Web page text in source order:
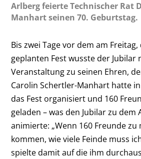
Arlberg feierte Technischer Rat
Manhart seinen 70. Geburtstag.
Bis zwei Tage vor dem am
geplanten Fest wusste der Jubilar
Veranstaltung zu seinen Ehren,
Carolin Schertler-Manhart hatte
das Fest organisiert und 160
geladen – was den Jubilar zu dem
animierte: „Wenn 160 Freunde zu
kommen, wie viele Feinde muss
spielte damit auf die ihm